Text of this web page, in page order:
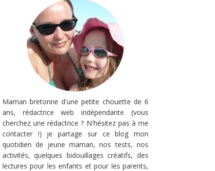
Maman bretonne d'une petite chouette de 6
ans, rédactrice web indépendante (vous
cherchez une rédactrice ? N'hésitez pas à me
contacter !) je partage sur ce blog mon
quotidien de jeune maman, nos tests, nos
activités, quelques bidouillages créatifs, des
lectures pour les enfants et pour les parents,